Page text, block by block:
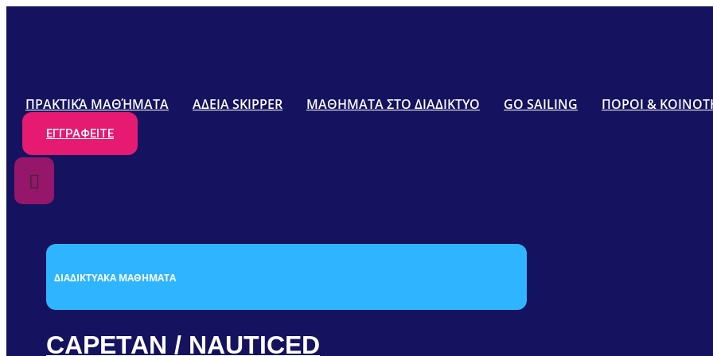
ΠΡΑΚΤΙΚΆ ΜΑΘΉΜΑΤΑ ΑΔΕΙΑ SKIPPER ΜΑΘΗΜΑΤΑ ΣΤΟ ΔΙΑΔΙΚΤΥΟ GO SAILING ΠΟΡΟΙ &
ΕΓΓΡΑΦΕΊΤΕ
ΔΙΑΔΙΚΤΥΑΚΆ ΜΑΘΉΜΑΤΑ
CAPETAN / NAUTICED